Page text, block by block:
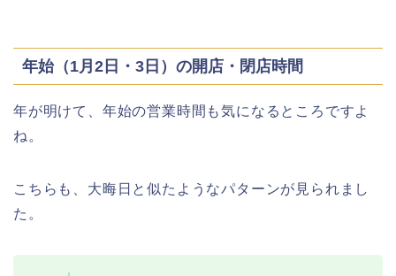
名古屋城桜まつり(春まつり)2026の屋
年始（1月2日・3日）の開店・閉店時間
年が明けて、年始の営業時間も気になるところですよ
ね。
こちらも、大晦日と似たようなパターンが見られまし
た。